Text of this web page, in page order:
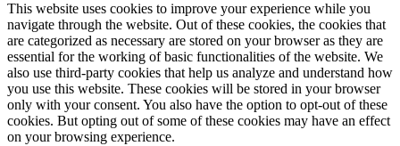
This website uses cookies to improve your experience while you
navigate through the website. Out of these cookies, the cookies that
are categorized as necessary are stored on your browser as they are
essential for the working of basic functionalities of the website. We
also use third-party cookies that help us analyze and understand how
you use this website. These cookies will be stored in your browser
only with your consent. You also have the option to opt-out of these
cookies. But opting out of some of these cookies may have an effect
on your browsing experience.